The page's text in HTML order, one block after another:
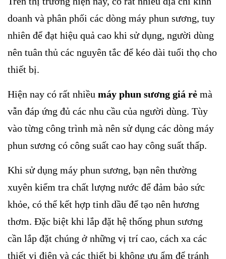
doanh và phân phối các dòng máy phun sương, tuy
nhiên để đạt hiệu quả cao khi sử dụng, người dùng
nên tuân thủ các nguyên tắc để kéo dài tuổi thọ cho
thiết bị.
Hiện nay có rất nhiều máy phun sương giá rẻ mà
vẫn đáp ứng đủ các nhu cầu của người dùng. Tùy
vào từng công trình mà nên sử dụng các dòng máy
phun sương có công suất cao hay công suất thấp.
Khi sử dụng máy phun sương, bạn nên thường
xuyên kiểm tra chất lượng nước để đảm bảo sức
khỏe, có thể kết hợp tinh dầu để tạo nên hương
thơm. Đặc biệt khi lắp đặt hệ thống phun sương
cần lắp đặt chúng ở những vị trí cao, cách xa các
thiết vị điện và các thiết bị không ưu ẩm để tránh